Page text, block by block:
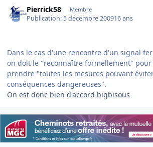
Pierrick58 Membre
Publication: 5 décembre 200916 ans
Dans le cas d'une rencontre d'un signal
on doit le "reconnaître formellement"
prendre "toutes les mesures pouvant
conséquences dangereuses".
On est donc bien d'accord bigbisous